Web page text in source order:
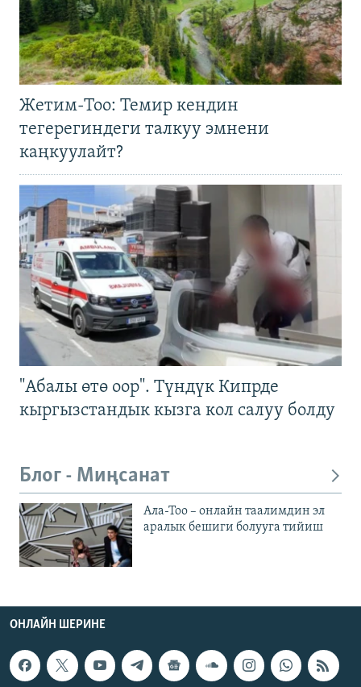
Жетим-Тоо: Темир кендин
тегерегиндеги талкуу эмнени
каңкуулайт?
"Абалы өтө оор". Түндүк Кипрде
кыргызстандык кызга кол салуу болду
Блог - Миңсанат
Ала-Тоо – онлайн таалимдин эл
аралык бешиги болууга тийиш
ОНЛАЙН ШЕРИНЕ